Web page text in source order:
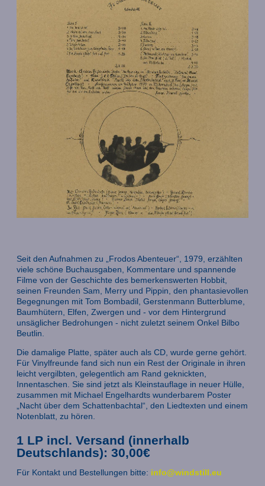
Seit den Aufnahmen zu „Frodos Abenteuer“, 1979, erzählten
viele schöne Buchausgaben, Kommentare und spannende
Filme von der Geschichte des bemerkenswerten Hobbit,
seinen Freunden Sam, Merry und Pippin, den phantasievollen
Begegnungen mit Tom Bombadil, Gerstenmann Butterblume,
Baumhütern, Elfen, Zwergen und - vor dem Hintergrund
unsäglicher Bedrohungen - nicht zuletzt seinem Onkel Bilbo
Beutlin.
Die damalige Platte, später auch als CD, wurde gerne gehört.
Für Vinylfreunde fand sich nun ein Rest der Originale in ihren
leicht vergilbten, gelegentlich am Rand geknickten,
Innentaschen. Sie sind jetzt als Kleinstauflage in neuer Hülle,
zusammen mit Michael Engelhardts wunderbarem Poster
„Nacht über dem Schattenbachtal“, den Liedtexten und einem
Notenblatt, zu hören.
1 LP incl. Versand (innerhalb
Deutschlands): 30,00€
Für Kontakt und Bestellungen bitte: info@windstill.eu